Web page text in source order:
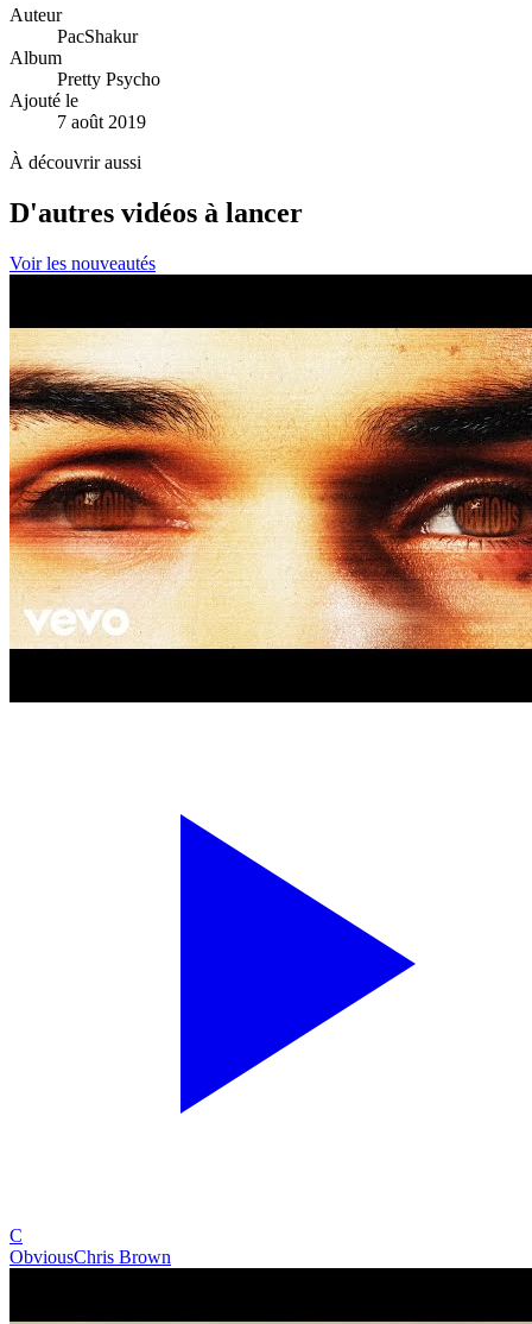
Auteur
PacShakur
Album
Pretty Psycho
Ajouté le
7 août 2019
À découvrir aussi
D'autres vidéos à lancer
Voir les nouveautés
C
ObviousChris Brown